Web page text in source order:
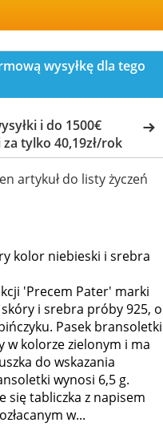
wysyłkę dla tego
i do 1500€
tylko 40,19zł/rok
artykuł do listy życzeń
kolor niebieski i srebra
'Precem Pater' marki
i srebra próby 925, o
Pasek bransoletki
w kolorze zielonym i ma
do wskazania
wynosi 6,5 g.
się tabliczka z napisem
w...